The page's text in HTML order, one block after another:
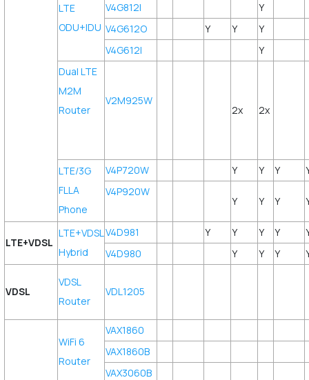
LTE
ODU+IDU
V4G812I
Y
V4G612O
Y Y
Y
V4G612I
Y
Dual LTE
M2M
Router
V2M925W
2x 2x
LTE/3G
FLLA
Phone
V4P720W Y Y Y
V4P920W
Y Y Y
LTE+VDSL
LTE+VDSL
Hybrid
V4D981 Y Y Y Y
V4D980
Y Y Y
VDSL
VDSL
Router
VDL1205
WiFi 6
Router
VAX1860
VAX1860B
VAX3060B